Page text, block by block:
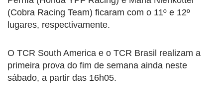
(Cobra Racing Team) ficaram com o 11º e 12º
lugares, respectivamente.
O TCR South America e o TCR Brasil realizam a
primeira prova do fim de semana ainda neste
sábado, a partir das 16h05.